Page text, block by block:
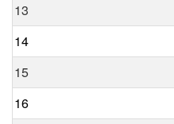
13
14
15
16